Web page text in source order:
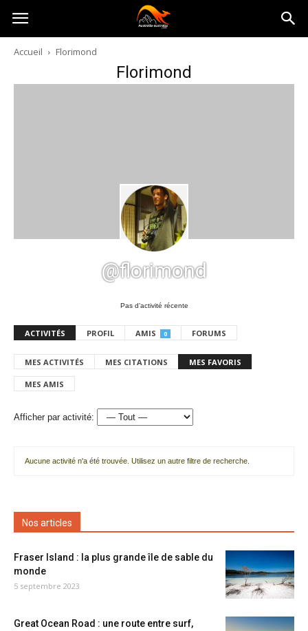
Australia-
australie.com
Accueil Florimond
Florimond
@florimond
Pas d’activité récente
ACTIVITÉS PROFIL AMIS 0 FORUMS
MES ACTIVITÉS MES CITATIONS MES FAVORIS
MES AMIS
Afficher par activité:
Aucune activité n'a été trouvée. Utilisez un autre filtre de recherche.
Nos articles
Fraser Island : la plus grande île de sable du
monde
5 septembre 2023
Great Ocean Road : une route entre surf,